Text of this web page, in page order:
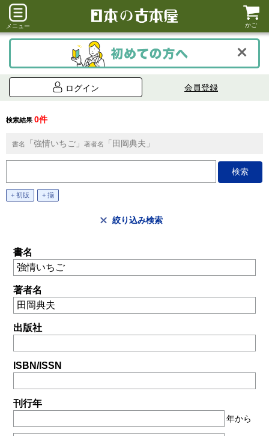
メニュー かご
ログイン 会員登録
検索結果 0件
書名 「強情いちご」 著者名 「田岡典夫」
+ 初版 + 揃
絞り込み検索
書名
著者名
出版社
ISBN/ISSN
刊行年
年から